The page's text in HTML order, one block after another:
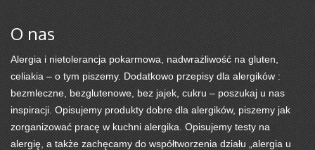
O nas
Alergia i nietolerancja pokarmowa, nadwrażliwość na gluten,
celiakia – o tym piszemy. Dodatkowo przepisy dla alergików :
bezmleczne, bezglutenowe, bez jajek, cukru – poszukaj u nas
inspiracji. Opisujemy produkty dobre dla alergików, piszemy jak
zorganizować pracę w kuchni alergika. Opisujemy testy na
alergię, a także zachęcamy do współtworzenia działu „alergia u